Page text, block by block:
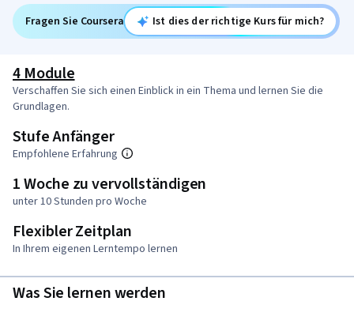
Fragen Sie Coursera Ist dies der richtige Kurs für mich?
4 Module
Verschaffen Sie sich einen Einblick in ein Thema und lernen Sie die
Grundlagen.
Stufe Anfänger
Empfohlene Erfahrung
1 Woche zu vervollständigen
unter 10 Stunden pro Woche
Flexibler Zeitplan
In Ihrem eigenen Lerntempo lernen
Was Sie lernen werden